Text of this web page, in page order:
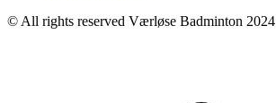
© All rights reserved Værløse Badminton 2024